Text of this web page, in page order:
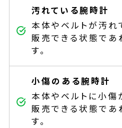
汚れている腕時計
本体やベルトが汚
販売できる状態で
す。
小傷のある腕時計
本体やベルトに小
販売できる状態で
す。